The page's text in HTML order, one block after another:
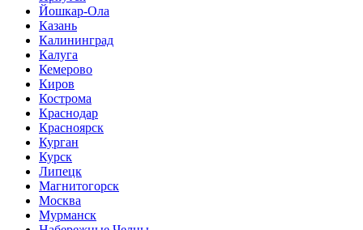
Йошкар-Ола
Казань
Калининград
Калуга
Кемерово
Киров
Кострома
Краснодар
Красноярск
Курган
Курск
Липецк
Магнитогорск
Москва
Мурманск